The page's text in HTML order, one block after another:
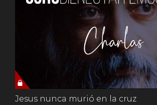
Jesus nunca murió en la cruz